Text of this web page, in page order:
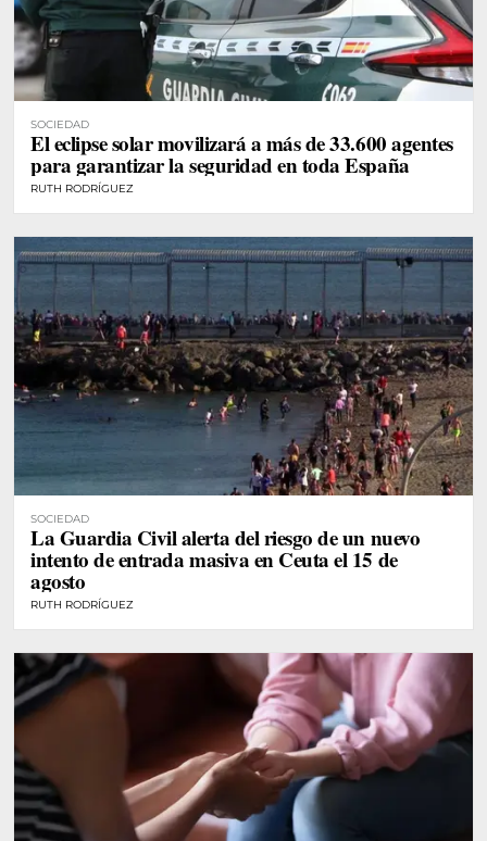
SOCIEDAD
El eclipse solar movilizará a más de 33.600 agentes
para garantizar la seguridad en toda España
RUTH RODRÍGUEZ
SOCIEDAD
La Guardia Civil alerta del riesgo de un nuevo
intento de entrada masiva en Ceuta el 15 de
agosto
RUTH RODRÍGUEZ